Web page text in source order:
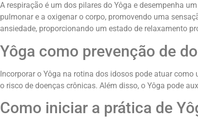
A respiração é um dos pilares do Yôga e desempenha
pulmonar e a oxigenar o corpo, promovendo uma
ansiedade, proporcionando um estado de relaxamento
Yôga como prevenção de
Incorporar o Yôga na rotina dos idosos pode atuar
o risco de doenças crônicas. Além disso, o Yôga pode
Como iniciar a prática de